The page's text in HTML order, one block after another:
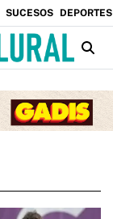
SUCESOS DEPORTES